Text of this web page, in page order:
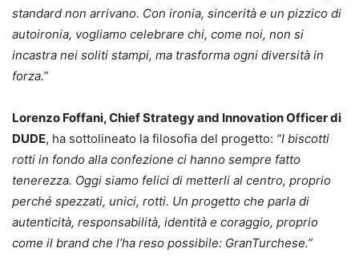
standard non arrivano. Con ironia, sincerità e un pizzico di
autoironia, vogliamo celebrare chi, come noi, non si
incastra nei soliti stampi, ma trasforma ogni diversità in
forza.”
Lorenzo Foffani, Chief Strategy and Innovation Officer di
DUDE, ha sottolineato la filosofia del progetto: “I biscotti
rotti in fondo alla confezione ci hanno sempre fatto
tenerezza. Oggi siamo felici di metterli al centro, proprio
perché spezzati, unici, rotti. Un progetto che parla di
autenticità, responsabilità, identità e coraggio, proprio
come il brand che l’ha reso possibile: GranTurchese.”